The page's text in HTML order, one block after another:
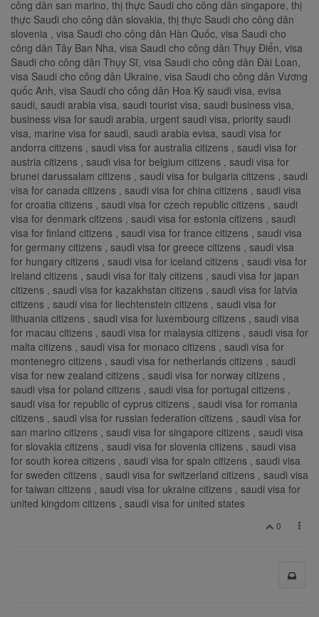
công dân san marino, thị thực Saudi cho công dân singapore, thị
thực Saudi cho công dân slovakia, thị thực Saudi cho công dân
slovenia , visa Saudi cho công dân Hàn Quốc, visa Saudi cho
công dân Tây Ban Nha, visa Saudi cho công dân Thụy Điển, visa
Saudi cho công dân Thụy Sĩ, visa Saudi cho công dân Đài Loan,
visa Saudi cho công dân Ukraine, visa Saudi cho công dân Vương
quốc Anh, visa Saudi cho công dân Hoa Kỳ saudi visa, evisa
saudi, saudi arabia visa, saudi tourist visa, saudi business visa,
business visa for saudi arabia, urgent saudi visa, priority saudi
visa, marine visa for saudi, saudi arabia evisa, saudi visa for
andorra citizens , saudi visa for australia citizens , saudi visa for
austria citizens , saudi visa for belgium citizens , saudi visa for
brunei darussalam citizens , saudi visa for bulgaria citizens , saudi
visa for canada citizens , saudi visa for china citizens , saudi visa
for croatia citizens , saudi visa for czech republic citizens , saudi
visa for denmark citizens , saudi visa for estonia citizens , saudi
visa for finland citizens , saudi visa for france citizens , saudi visa
for germany citizens , saudi visa for greece citizens , saudi visa
for hungary citizens , saudi visa for iceland citizens , saudi visa for
ireland citizens , saudi visa for italy citizens , saudi visa for japan
citizens , saudi visa for kazakhstan citizens , saudi visa for latvia
citizens , saudi visa for liechtenstein citizens , saudi visa for
lithuania citizens , saudi visa for luxembourg citizens , saudi visa
for macau citizens , saudi visa for malaysia citizens , saudi visa for
malta citizens , saudi visa for monaco citizens , saudi visa for
montenegro citizens , saudi visa for netherlands citizens , saudi
visa for new zealand citizens , saudi visa for norway citizens ,
saudi visa for poland citizens , saudi visa for portugal citizens ,
saudi visa for republic of cyprus citizens , saudi visa for romania
citizens , saudi visa for russian federation citizens , saudi visa for
san marino citizens , saudi visa for singapore citizens , saudi visa
for slovakia citizens , saudi visa for slovenia citizens , saudi visa
for south korea citizens , saudi visa for spain citizens , saudi visa
for sweden citizens , saudi visa for switzerland citizens , saudi visa
for taiwan citizens , saudi visa for ukraine citizens , saudi visa for
united kingdom citizens , saudi visa for united states
0